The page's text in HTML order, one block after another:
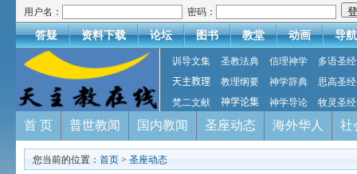
用户名： 密码：
答疑 资料下载 论坛 图书 教堂 动画 导航
训导文集 圣教法典 信理神学
多语圣经
天主教理
教理纲要 神学辞典
思高圣经
梵二文献
神学论集 神学导论 牧灵圣经
首 页 普世教闻 国内教闻 圣座动态 海外华人 社
您当前的位置： 首页 > 圣座动态